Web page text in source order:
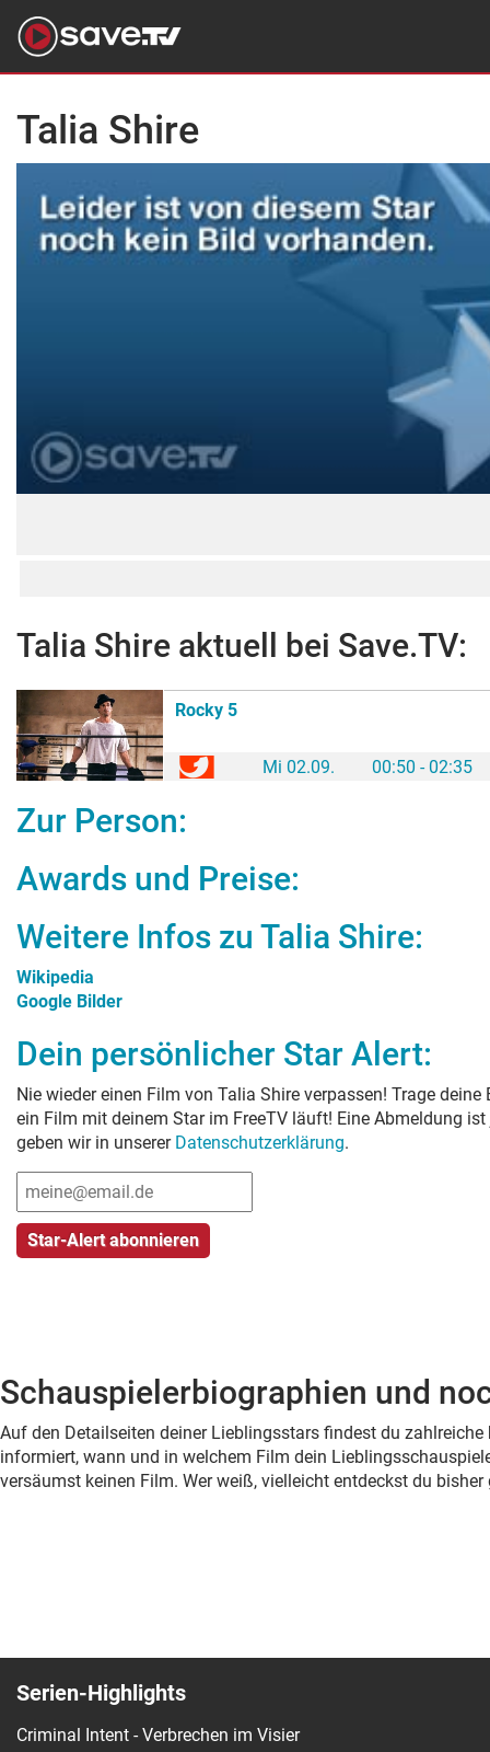
Talia Shire
Talia Shire aktuell bei Save.TV:
Rocky 5
Mi 02.09. 00:50 - 02:35
Zur Person:
Awards und Preise:
Weitere Infos zu Talia Shire:
Wikipedia
Google Bilder
Dein persönlicher Star Alert:
Nie wieder einen Film von Talia Shire verpassen! Trage
ein Film mit deinem Star im FreeTV läuft! Eine Abmeldung
geben wir in unserer Datenschutzerklärung.
Schauspielerbiographien und
Auf den Detailseiten deiner Lieblingsstars findest du
informiert, wann und in welchem Film dein
versäumst keinen Film. Wer weiß, vielleicht entdeckst du
Serien-Highlights
Criminal Intent - Verbrechen im Visier